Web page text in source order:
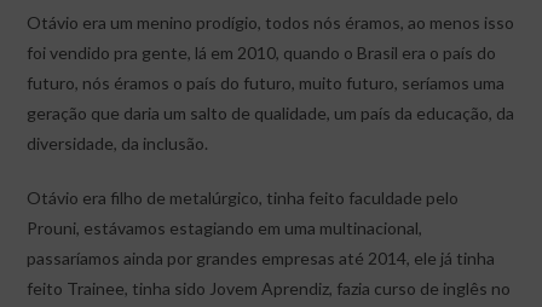
Otávio era um menino prodígio, todos nós éramos, ao menos isso
foi vendido pra gente, lá em 2010, quando o Brasil era o país do
futuro, nós éramos o país do futuro, muito futuro, seríamos uma
geração que daria um salto de qualidade, um país da educação, da
diversidade, da inclusão.
Otávio era filho de metalúrgico, tinha feito faculdade pelo
Prouni, estávamos estagiando em uma multinacional,
passaríamos ainda por grandes empresas até 2014, ele já tinha
feito Trainee, tinha sido Jovem Aprendiz, fazia curso de inglês no